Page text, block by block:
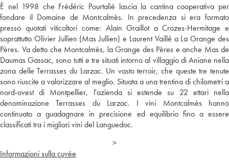
È nel 1998 che Frédéric Pourtalié lascia la cantina cooperativa per
fondare il Domaine de Montcalmès. In precedenza si era formato
presso quotati viticoltori come: Alain Graillot a Crozes-Hermitage e
soprattutto Olivier Jullien (Mas Jullien) e Laurent Vaillé a La Grange des
Pères. Va detto che Montcalmès, la Grange des Pères e anche Mas de
Daumas Gassac, sono tutti e tre situati intorno al villaggio di Aniane nella
zona delle Terrasses du Larzac. Un vasto terroir, che queste tre tenute
sono riuscite a valorizzare al meglio. Situata a una trentina di chilometri a
nord-ovest di Montpellier, l'azienda si estende su 22 ettari nella
denominazione Terrasses du Larzac. I vini Montcalmès hanno
continuato a guadagnare in precisione ed equilibrio fino a essere
classificati tra i migliori vini del Languedoc.
>
Informazioni sulla cuvée